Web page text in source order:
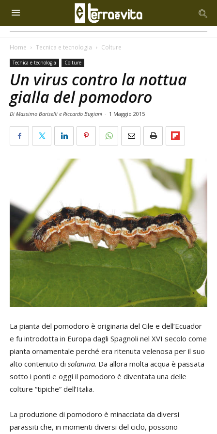
Home Tecnica e tecnologia Colture
Tecnica e tecnologia Colture
Un virus contro la nottua
gialla del pomodoro
Di Massimo Bariselli e Riccardo Bugiani - 1 Maggio 2015
La pianta del pomodoro è originaria del Cile e dell’Ecuador
e fu introdotta in Europa dagli Spagnoli nel XVI secolo come
pianta ornamentale perché era ritenuta velenosa per il suo
alto contenuto di solanina. Da allora molta acqua è passata
sotto i ponti e oggi il pomodoro è diventata una delle
colture “tipiche” dell’Italia.
La produzione di pomodoro è minacciata da diversi
parassiti che, in momenti diversi del ciclo, possono